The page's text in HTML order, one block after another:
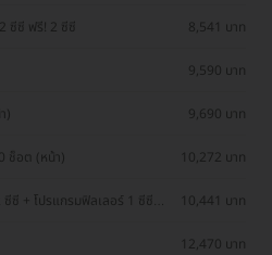
ซีซี ฟรี! 2 ซีซี 8,541 บาท
9,590 บาท
) 9,690 บาท
ช็อต (หน้า) 10,272 บาท
ซีซี + โปรแกรมฟิลเลอร์ 1 ซีซี
10,441 บาท
12,470 บาท